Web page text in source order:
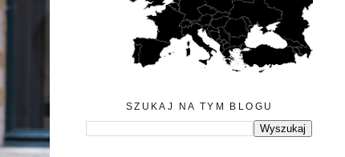
SZUKAJ NA TYM BLOGU